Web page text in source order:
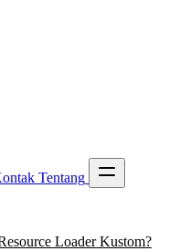
Tentang
Loader Kustom?